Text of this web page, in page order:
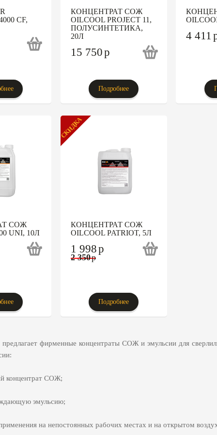
CF,
КОНЦЕНТРАТ СОЖ
OILCOOL PROJECT 11,
ПОЛУСИНТЕТИКА,
20Л
15 750p
Подробнее
4 411
СОЖ
UNI, 10Л
СКИДКА
КОНЦЕНТРАТ СОЖ
OILCOOL PATRIOT, 5Л
1 998p
2 350p
Подробнее
фирменные концентраты СОЖ и эмульсии для
концентрат СОЖ;
эмульсию;
на непостоянных рабочих местах и на открытом